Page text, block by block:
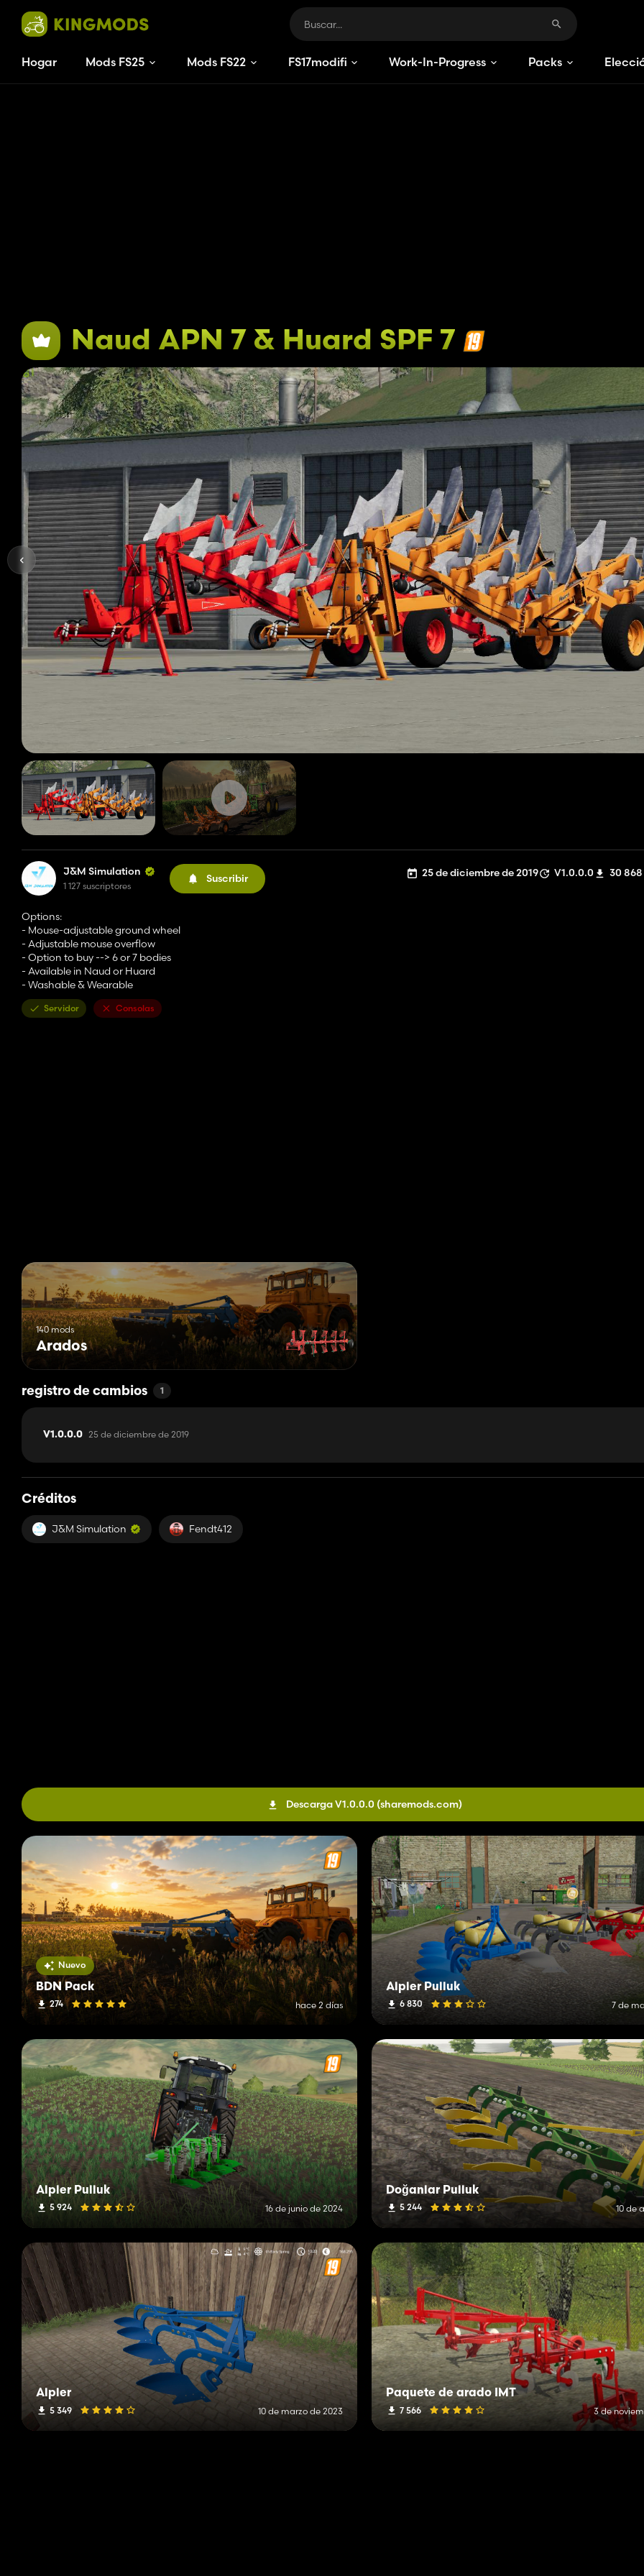
Hogar Mods FS25 Mods FS22 FS17modificacionesWork-In-Progress Packs
Naud APN 7 & Huard SPF 7
J&M Simulation
1 127 suscriptores
Suscribir 25 de diciembre de 2019 V1.0.0.0 30 868
Options:
- Mouse-adjustable ground wheel
- Adjustable mouse overflow
- Option to buy --> 6 or 7 bodies
- Available in Naud or Huard
- Washable & Wearable
Servidor Consolas
140 mods
Arados
registro de cambios 1
V1.0.0.0 25 de diciembre de 2019
Créditos
J&M Simulation Fendt412
Descarga V1.0.0.0 (sharemods.com)
Nuevo
BDN Pack
274 hace 2 días
Alpler Pulluk
6 830 7 de
Alpler Pulluk
5 924 16 de junio de 2024
Doğanlar Pulluk
5 244 10 de
Alpler
5 349 10 de marzo de 2023
Paquete de arado IMT
7 566 3 de